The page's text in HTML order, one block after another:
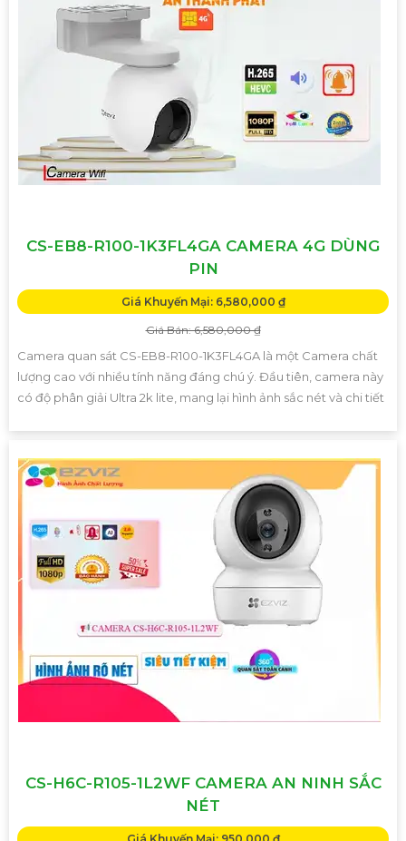
CS-EB8-R100-1K3FL4GA CAMERA 4G DÙNG
PIN
Giá Khuyến Mại: 6,580,000 ₫
Giá Bán: 6,580,000 ₫
Camera quan sát CS-EB8-R100-1K3FL4GA là một Camera chất
lượng cao với nhiều tính năng đáng chú ý. Đầu tiên, camera này
có độ phân giải Ultra 2k lite, mang lại hình ảnh sắc nét và chi tiết
CS-H6C-R105-1L2WF CAMERA AN NINH SẮC
NÉT